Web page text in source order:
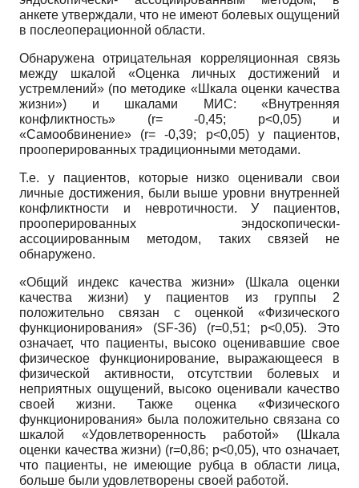
анкете утверждали, что не имеют болевых ощущений
в послеоперационной области.
Обнаружена отрицательная корреляционная связь
между шкалой «Оценка личных достижений и
устремлений» (по методике «Шкала оценки качества
жизни») и шкалами МИС: «Внутренняя
конфликтность» (r= -0,45; p<0,05) и
«Самообвинение» (r= -0,39; p<0,05) у пациентов,
прооперированных традиционными методами.
Т.е. у пациентов, которые низко оценивали свои
личные достижения, были выше уровни внутренней
конфликтности и невротичности. У пациентов,
прооперированных эндоскопически-
ассоциированным методом, таких связей не
обнаружено.
«Общий индекс качества жизни» (Шкала оценки
качества жизни) у пациентов из группы 2
положительно связан с оценкой «Физического
функционирования» (SF-36) (r=0,51; p<0,05). Это
означает, что пациенты, высоко оценивавшие свое
физическое функционирование, выражающееся в
физической активности, отсутствии болевых и
неприятных ощущений, высоко оценивали качество
своей жизни. Также оценка «Физического
функционирования» была положительно связана со
шкалой «Удовлетворенность работой» (Шкала
оценки качества жизни) (r=0,86; p<0,05), что означает,
что пациенты, не имеющие рубца в области лица,
больше были удовлетворены своей работой.